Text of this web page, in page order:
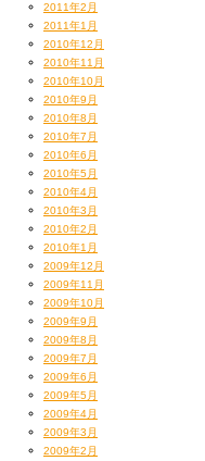
2011年2月
2011年1月
2010年12月
2010年11月
2010年10月
2010年9月
2010年8月
2010年7月
2010年6月
2010年5月
2010年4月
2010年3月
2010年2月
2010年1月
2009年12月
2009年11月
2009年10月
2009年9月
2009年8月
2009年7月
2009年6月
2009年5月
2009年4月
2009年3月
2009年2月